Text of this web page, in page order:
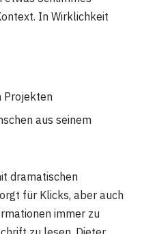
In Wirklichkeit
Projekten
aus seinem
dramatischen
für Klicks, aber auch
immer zu